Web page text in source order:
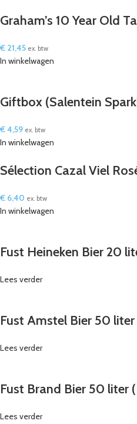
Graham’s 10 Year Old
€ 21,45 ex. btw
In winkelwagen
Giftbox (Salentein
€4,59 ex. btw
In winkelwagen
Sélection Cazal Viel
€ 6,40 ex. btw
In winkelwagen
Fust Heineken Bier 20
Lees verder
Fust Amstel Bier 50
Lees verder
Fust Brand Bier 50 liter
Lees verder